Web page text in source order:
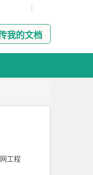
|
我的文档
工程